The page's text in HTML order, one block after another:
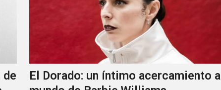
de
El Dorado: un íntimo acercamiento al